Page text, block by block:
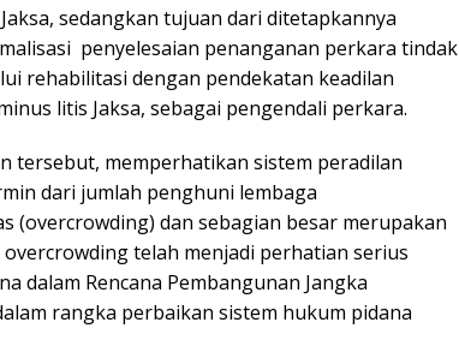
sedangkan tujuan dari ditetapkannya
penyelesaian penanganan perkara tindak
rehabilitasi dengan pendekatan keadilan
litis Jaksa, sebagai pengendali perkara.
tersebut, memperhatikan sistem peradilan
dari jumlah penghuni lembaga
(overcrowding) dan sebagian besar merupakan
telah menjadi perhatian serius
dalam Rencana Pembangunan Jangka
rangka perbaikan sistem hukum pidana